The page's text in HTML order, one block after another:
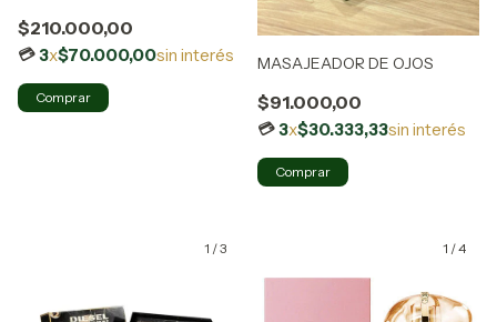
$210.000,00
3x$70.000,00sin interés MASAJEADOR DE OJOS
$91.000,00
3x$30.333,33sin interés
1 /3 1 /4